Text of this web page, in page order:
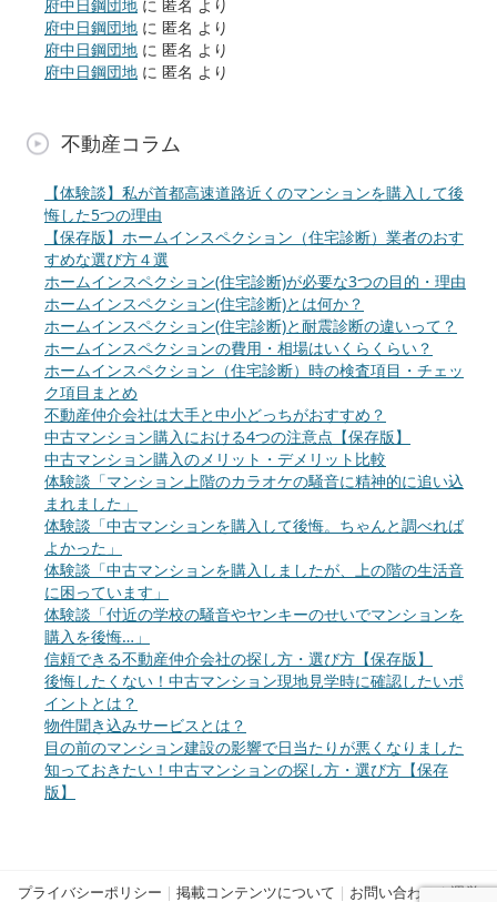
府中日鋼団地 に 匿名 より
府中日鋼団地 に 匿名 より
府中日鋼団地 に 匿名 より
府中日鋼団地 に 匿名 より
不動産コラム
【体験談】私が首都高速道路近くのマンションを購入して後
悔した5つの理由
【保存版】ホームインスペクション（住宅診断）業者のおす
すめな選び方４選
ホームインスペクション(住宅診断)が必要な3つの目的・理由
ホームインスペクション(住宅診断)とは何か？
ホームインスペクション(住宅診断)と耐震診断の違いって？
ホームインスペクションの費用・相場はいくらくらい？
ホームインスペクション（住宅診断）時の検査項目・チェッ
ク項目まとめ
不動産仲介会社は大手と中小どっちがおすすめ？
中古マンション購入における4つの注意点【保存版】
中古マンション購入のメリット・デメリット比較
体験談「マンション上階のカラオケの騒音に精神的に追い込
まれました」
体験談「中古マンションを購入して後悔。ちゃんと調べれば
よかった」
体験談「中古マンションを購入しましたが、上の階の生活音
に困っています」
体験談「付近の学校の騒音やヤンキーのせいでマンションを
購入を後悔…」
信頼できる不動産仲介会社の探し方・選び方【保存版】
後悔したくない！中古マンション現地見学時に確認したいポ
イントとは？
物件聞き込みサービスとは？
目の前のマンション建設の影響で日当たりが悪くなりました
知っておきたい！中古マンションの探し方・選び方【保存
版】
プライバシーポリシー | 掲載コンテンツについて | お問い合わせ|運営